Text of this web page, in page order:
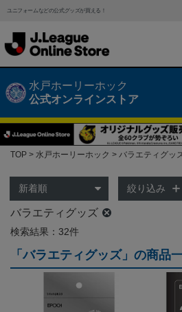
ユニフォームなどの公式グッズが買える！
水戸ホーリーホック
公式オンラインストア
TOP 水戸ホーリーホック バラエティグッ
絞り込み
バラエティグッズ
検索結果：32件
「バラエティグッズ」の商品